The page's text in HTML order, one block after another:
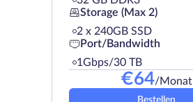
Storage (Max 2)
2 х 240GB SSD
Port/Bandwidth
1Gbps/30 TB
€64/Monat
Bestellen